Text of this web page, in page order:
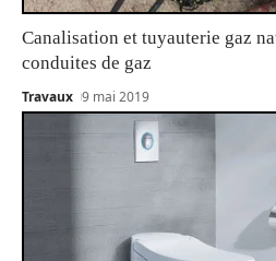
Canalisation et tuyauterie gaz
conduites de gaz
Travaux 9 mai 2019